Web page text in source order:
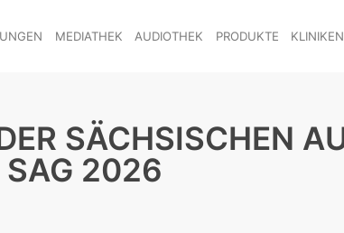
MEDIATHEK AUDIOTHEK PRODUKTE
SÄCHSISCHEN
SAG 2026